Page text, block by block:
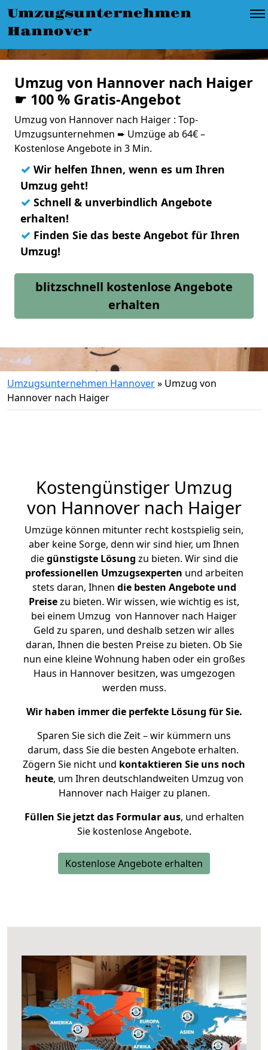
Umzugsunternehmen
Hannover
Umzug von Hannover nach Haiger
☛ 100 % Gratis-Angebot
Umzug von Hannover nach Haiger : Top-
Umzugsunternehmen ➨ Umzüge ab 64€ –
Kostenlose Angebote in 3 Min.
✓ Wir helfen Ihnen, wenn es um Ihren
Umzug geht!
✓ Schnell & unverbindlich Angebote
erhalten!
✓ Finden Sie das beste Angebot für Ihren
Umzug!
blitzschnell kostenlose Angebote
erhalten
Umzugsunternehmen Hannover» Umzug von
Hannover nach Haiger
Kostengünstiger Umzug
von Hannover nach Haiger
Umzüge können mitunter recht kostspielig sein,
aber keine Sorge, denn wir sind hier, um Ihnen
diegünstigste Lösung zu bieten. Wir sind die
professionellen Umzugsexperten und arbeiten
stets daran, Ihnen die besten Angebote und
Preisezu bieten. Wir wissen, wie wichtig es ist,
bei einem Umzug von Hannover nach Haiger
Geld zu sparen, und deshalb setzen wir alles
daran, Ihnen die besten Preise zu bieten. Ob Sie
nun eine kleine Wohnung haben oder ein großes
Haus in Hannover besitzen, was umgezogen
werden muss.
Wir haben immer die perfekte Lösung für Sie.
Sparen Sie sich die Zeit – wir kümmern uns
darum, dass Sie die besten Angebote erhalten.
Zögern Sie nicht und kontaktieren Sie uns noch
heute, um Ihren deutschlandweiten Umzug von
Hannover nach Haiger zu planen.
Füllen Sie jetzt das Formular aus, und erhalten
Sie kostenlose Angebote.
Kostenlose Angebote erhalten